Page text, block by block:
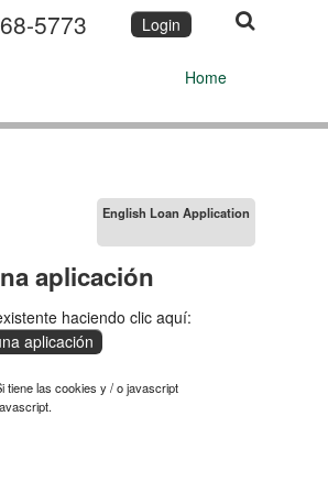
Login
5773
Home
English Loan Application
aplicación
haciendo clic aquí:
aplicación
tiene las cookies y / o javascript